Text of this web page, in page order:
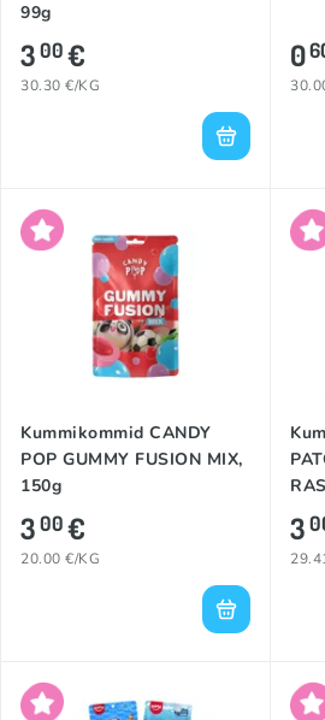
99g
300€
30.30 €/KG
0
Kummikommid CANDY
POP GUMMY FUSION MIX,
150g
300€
20.00 €/KG
3